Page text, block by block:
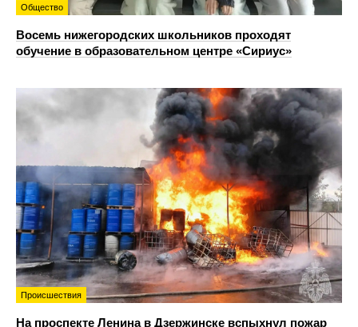
Общество
Восемь нижегородских школьников проходят
обучение в образовательном центре «Сириус»
Происшествия
На проспекте Ленина в Дзержинске вспыхнул пожар